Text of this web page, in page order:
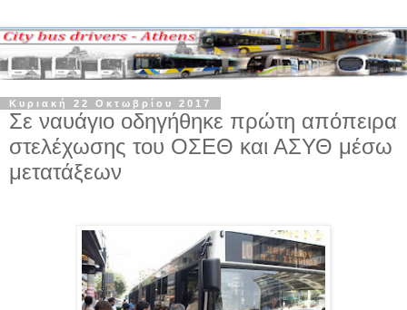
Κυριακή 22 Οκτωβρίου 2017
Σε ναυάγιο οδηγήθηκε πρώτη απόπειρα
στελέχωσης του ΟΣΕΘ και ΑΣΥΘ μέσω
μετατάξεων